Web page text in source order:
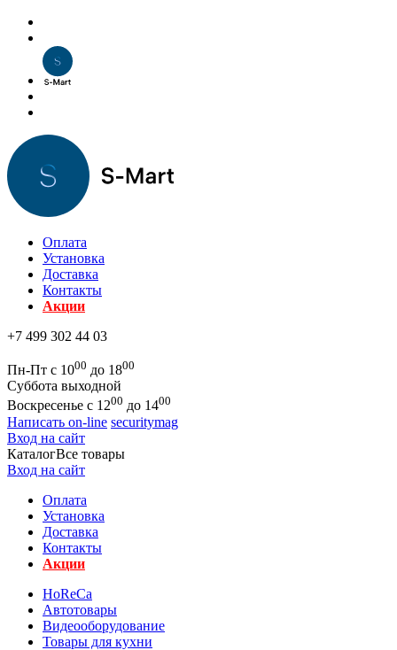
Оплата
Установка
Доставка
Контакты
Акции
+7 499 302 44 03
Пн-Пт с 1000 до 1800
Суббота выходной
Воскресенье с 1200 до 1400
Написать on-line securitymag
Вход на сайт
КаталогВсе товары
Вход на сайт
Оплата
Установка
Доставка
Контакты
Акции
HoReCa
Автотовары
Видеооборудование
Товары для кухни